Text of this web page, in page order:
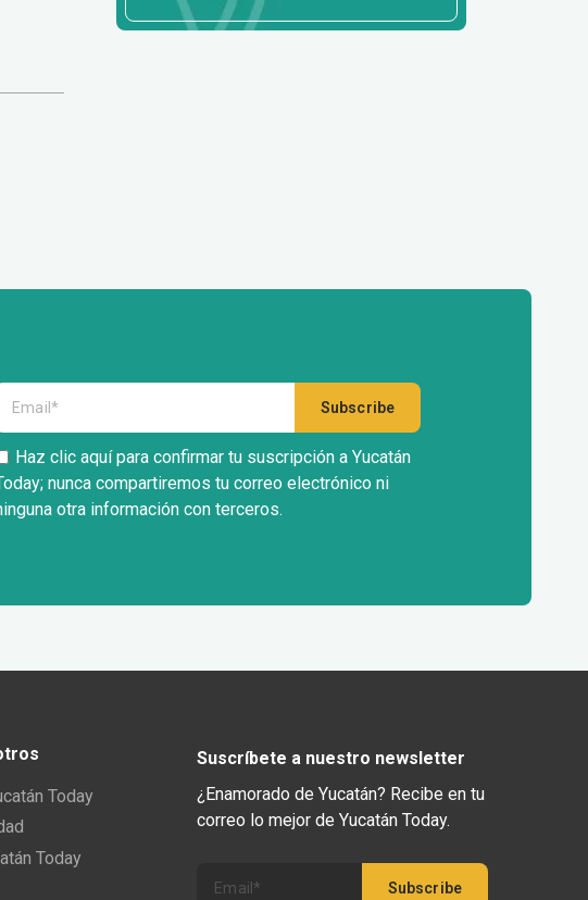
Haz clic aquí para confirmar tu suscripción a Yucatán
nunca compartiremos tu correo electrónico ni
otra información con terceros.
Today
Today
Suscríbete a nuestro newsletter
¿Enamorado de Yucatán? Recibe en tu
correo lo mejor de Yucatán Today.